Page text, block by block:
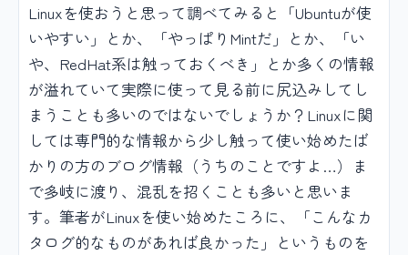
Linuxを使おうと思って調べてみると「Ubuntuが使
いやすい」とか、「やっぱりMintだ」とか、「い
や、RedHat系は触っておくべき」とか多くの情報
が溢れていて実際に使って見る前に尻込みしてし
まうことも多いのではないでしょうか？Linuxに関
しては専門的な情報から少し触って使い始めたば
かりの方のブログ情報（うちのことですよ…）ま
で多岐に渡り、混乱を招くことも多いと思いま
す。筆者がLinuxを使い始めたころに、「こんなカ
タログ的なものがあれば良かった」というものを